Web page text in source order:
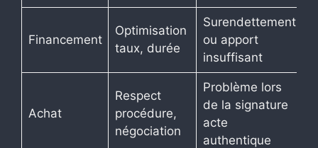
Financement
Optimisation
taux, durée
Surendettement
ou apport
insuffisant
Achat
Respect
procédure,
négociation
Problème lors
de la signature
acte
authentique